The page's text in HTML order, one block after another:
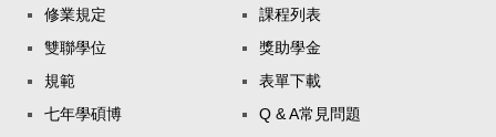
修業規定
課程列表
雙聯學位
獎助學金
規範
表單下載
七年學碩博
Q & A常見問題